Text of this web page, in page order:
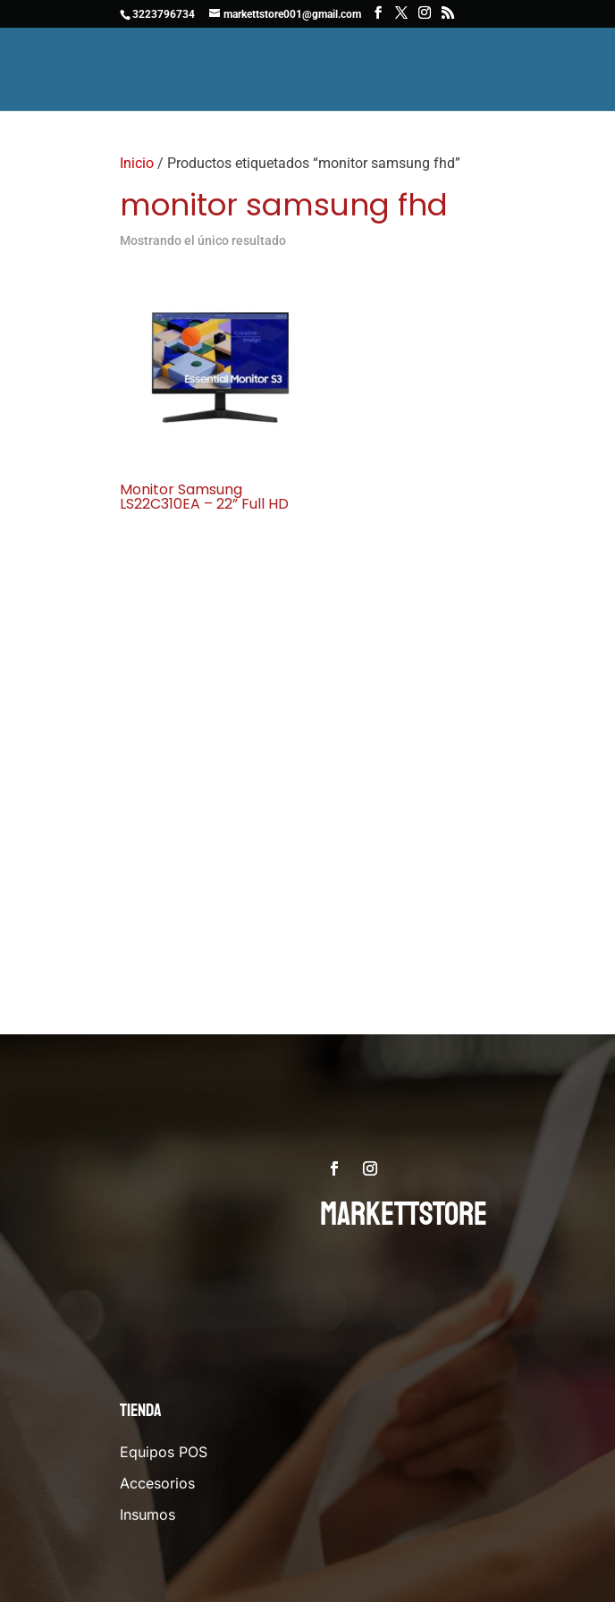
3223796734 markettstore001@gmail.com
Inicio / Productos etiquetados “monitor samsung fhd”
monitor samsung fhd
Mostrando el único resultado
Monitor Samsung
LS22C310EA – 22” Full HD
MARKETTSTORE
Tienda
Equipos POS
Accesorios
Insumos